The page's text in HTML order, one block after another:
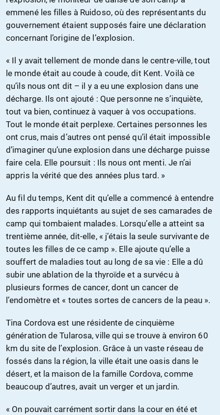
emmené les filles à Ruidoso, où des représentants du
gouvernement étaient supposés faire une déclaration
concernant l’origine de l’explosion.
« Il y avait tellement de monde dans le centre-ville, tout
le monde était au coude à coude, dit Kent. Voilà ce
qu’ils nous ont dit – il y a eu une explosion dans une
décharge. Ils ont ajouté : Que personne ne s’inquiète,
tout va bien, continuez à vaquer à vos occupations.
Tout le monde était perplexe. Certaines personnes les
ont crus, mais d’autres ont pensé qu’il était impossible
d’imaginer qu’une explosion dans une décharge puisse
faire cela. Elle poursuit : Ils nous ont menti. Je n’ai
appris la vérité que des années plus tard. »
Au fil du temps, Kent dit qu’elle a commencé à entendre
des rapports inquiétants au sujet de ses camarades de
camp qui tombaient malades. Lorsqu’elle a atteint sa
trentième année, dit-elle, « j’étais la seule survivante de
toutes les filles de ce camp ». Elle ajoute qu’elle a
souffert de maladies tout au long de sa vie : Elle a dû
subir une ablation de la thyroïde et a survécu à
plusieurs formes de cancer, dont un cancer de
l’endomètre et « toutes sortes de cancers de la peau ».
Tina Cordova est une résidente de cinquième
génération de Tularosa, ville qui se trouve à environ 60
km du site de l’explosion. Grâce à un vaste réseau de
fossés dans la région, la ville était une oasis dans le
désert, et la maison de la famille Cordova, comme
beaucoup d’autres, avait un verger et un jardin.
« On pouvait carrément sortir dans la cour en été et